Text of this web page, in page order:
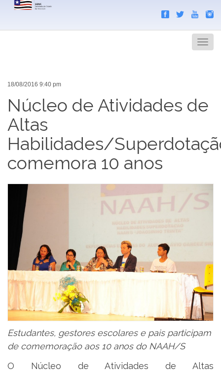
Menu
18/08/2016 9:40 pm
Núcleo de Atividades de
Altas
Habilidades/
comemora 10 anos
Estudantes, gestores escolares e pais participam
de comemoração aos 10 anos do NAAH/S
O Núcleo de Atividades de Altas